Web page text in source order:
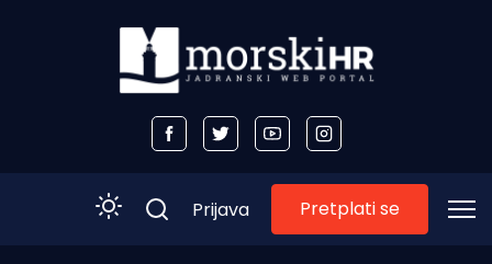
Prijava Pretplati se